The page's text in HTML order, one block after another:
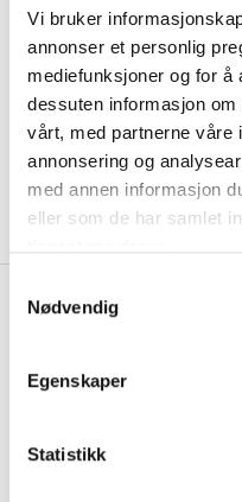
Vi bruker
annonser et personlig
mediefunksjoner og for å
dessuten informasjon
vårt, med partnerne våre
annonsering og
med annen informasjon
eller som de har samlet
Nødvendig
Egenskaper
Statistikk
Størrelse
VELGSTØRRELSE
LEGG I
Valgt
Gratis frakt
PRODUKTBESKRIVELSE
BARN